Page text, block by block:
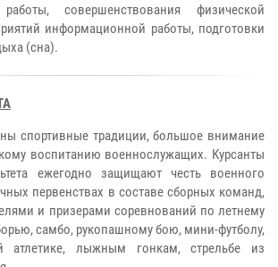
работы, совершенствования физической
информационной работы, подготовки
(сна).
спортивные традиции, большое внимание
воспитанию военнослужащих. Курсанты
ежегодно защищают честь военного
первенствах в составе сборных команд,
и призерами соревнований по летнему
самбо, рукопашному бою, мини-футболу,
атлетике, лыжным гонкам, стрельбе из